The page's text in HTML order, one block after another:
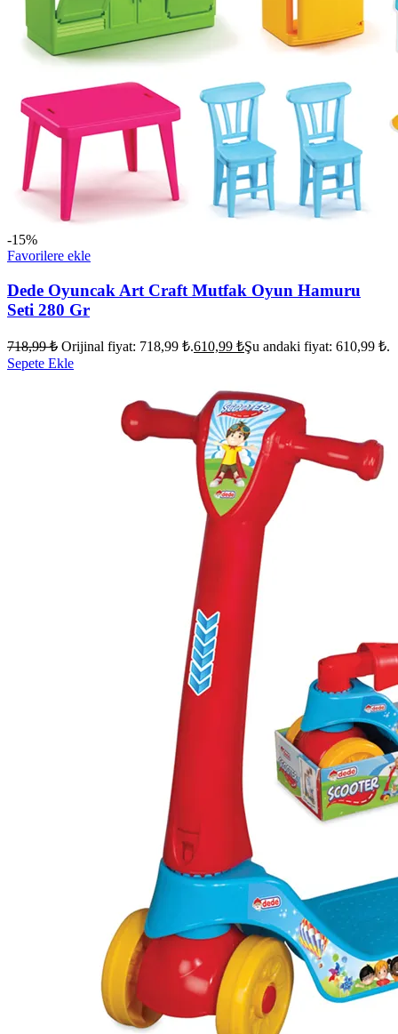
-15%
Favorilere ekle
Dede Oyuncak Art Craft Mutfak Oyun Hamuru
Seti 280 Gr
718,99₺ Orijinal fiyat: 718,99 ₺.610,99 ₺Şu andaki fiyat: 610,99 ₺.
Sepete Ekle